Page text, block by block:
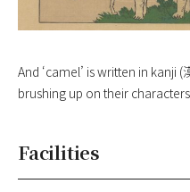
And ‘camel’ is written in kanji
brushing up on their
Facilities